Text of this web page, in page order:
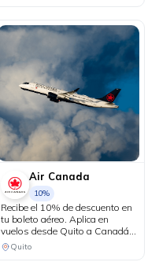
Air Canada
10%
Recibe el 10% de descuento en
tu boleto aéreo. Aplica en
vuelos desde Quito a Canadá y
Estados Unidos en conexión
vía Bogotá.
Quito